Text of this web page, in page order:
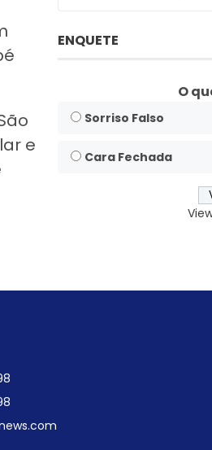
e
ENQUETE
O
Sorriso Falso
Cara Fechada